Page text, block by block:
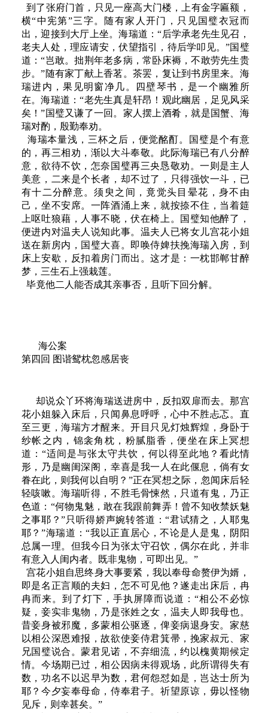
到了张府门首，只见一座高大门楼，上有金字匾额，
横“中宪第”三字。随有家人开门，只见国璧衣冠而
出，迎接到大厅上坐。海瑞道：“后学承老先生见召，
老夫人处，理应请安，伏望指引，待后学叩见。”国璧
道：“岂敢。拙荆年老多病，常卧床褥，不敢劳先生贵
步。”随有家丁献上香茗。茶罢，复让到书房里来。海
瑞进内，果见明窗净几。四壁琴书，是一个幽雅所
在。海瑞道：“老先生真是轩昂！观此幽居，足见风采
矣！”国璧又谦了一回。家人摆上酒肴，就是国蟹、海
瑞对酌，殷勤奉劝。
海瑞本量浅，三杯之后，便觉酩酊。国璧是个有意
的，再三相劝，渐以大斗奉敬。此际海瑞已有八分醉
意，欲待不饮，怎奈国璧再三央恳敬劝。一则是主人
美意，二来是个长者，却不过了，只得强饮一斗，已
有十二分醉意。须臾之间，竟觉头目晕花，身不由
己，坐不安席。一阵酒涌上来，就按捺不住，当着筵
上呕吐狼藉，人事不晓，伏在椅上。国璧知他醉了，
便进内对温夫人说知此事。温夫人已将女儿宫花小姐
送在新房内，国璧大喜。即唤侍婢扶挽海瑞入房，到
床上安歇，反扣着房门而出。这才是：一枕邯郸甘醉
梦，三生石上强栽莲。
毕竟他二人能否成其亲事否，且听下回分解。
海公案
第四回 图谐鸳枕忽感居丧
却说众丫环将海瑞送进房中，反扣双扉而去。那宫
花小姐躲入床后，只闻鼻息呼呼，心中不胜忐忑。直
至三更，海瑞方才醒来。开目只见灯烛辉煌，身卧于
纱帐之内，锦衾角枕，粉腻脂香，便坐在床上冥想
道：“适间是与张太守共饮，何以得至此地？看此情
形，乃是幽闺深阁，幸喜是我一人在此偃息，倘有女
眷在此，则我何以自明？”正在冥想之际，忽闻床后轻
轻咳嗽。海瑞听得，不胜毛骨悚然，只道有鬼，乃正
色道：“何物鬼魅，敢在我跟前舞弄！曾不知收禁妖魅
之事耶？”只听得娇声婉转答道：“君试猜之，人耶鬼
耶？”海瑞道：“我以正直居心，不论是人是鬼，阴阳
总属一理。但我今日为张太守召饮，偶尔在此，并非
有意入人闺内者。既非鬼物，可即出见。”
宫花小姐自思终身大事要紧，我以奉母命赘伊为婿，
即是名正言顺的夫妇，怎不可见他？遂走出床后，冉
冉而来。到了灯下，手执屏障而说道：“相公不必惊
疑，妾实非鬼物，乃是张姓之女，温夫人即我母也。
昔妾身被邪魔，多蒙相公驱逐，俾妾病退身安。家慈
以相公深恩难报，故欲使妾侍君箕帚，挽家叔元、家
兄国璧说合。蒙君见诺，不弃细流，约以槐黄期候定
情。今场期已过，相公因病未得观场，此所谓得失有
数，功名不以迟早为数，君何怨怼如是，岂达士所为
耶？今夕妄奉母命，侍奉君子。祈望原谅，毋以怪物
见斥，则幸甚矣。”